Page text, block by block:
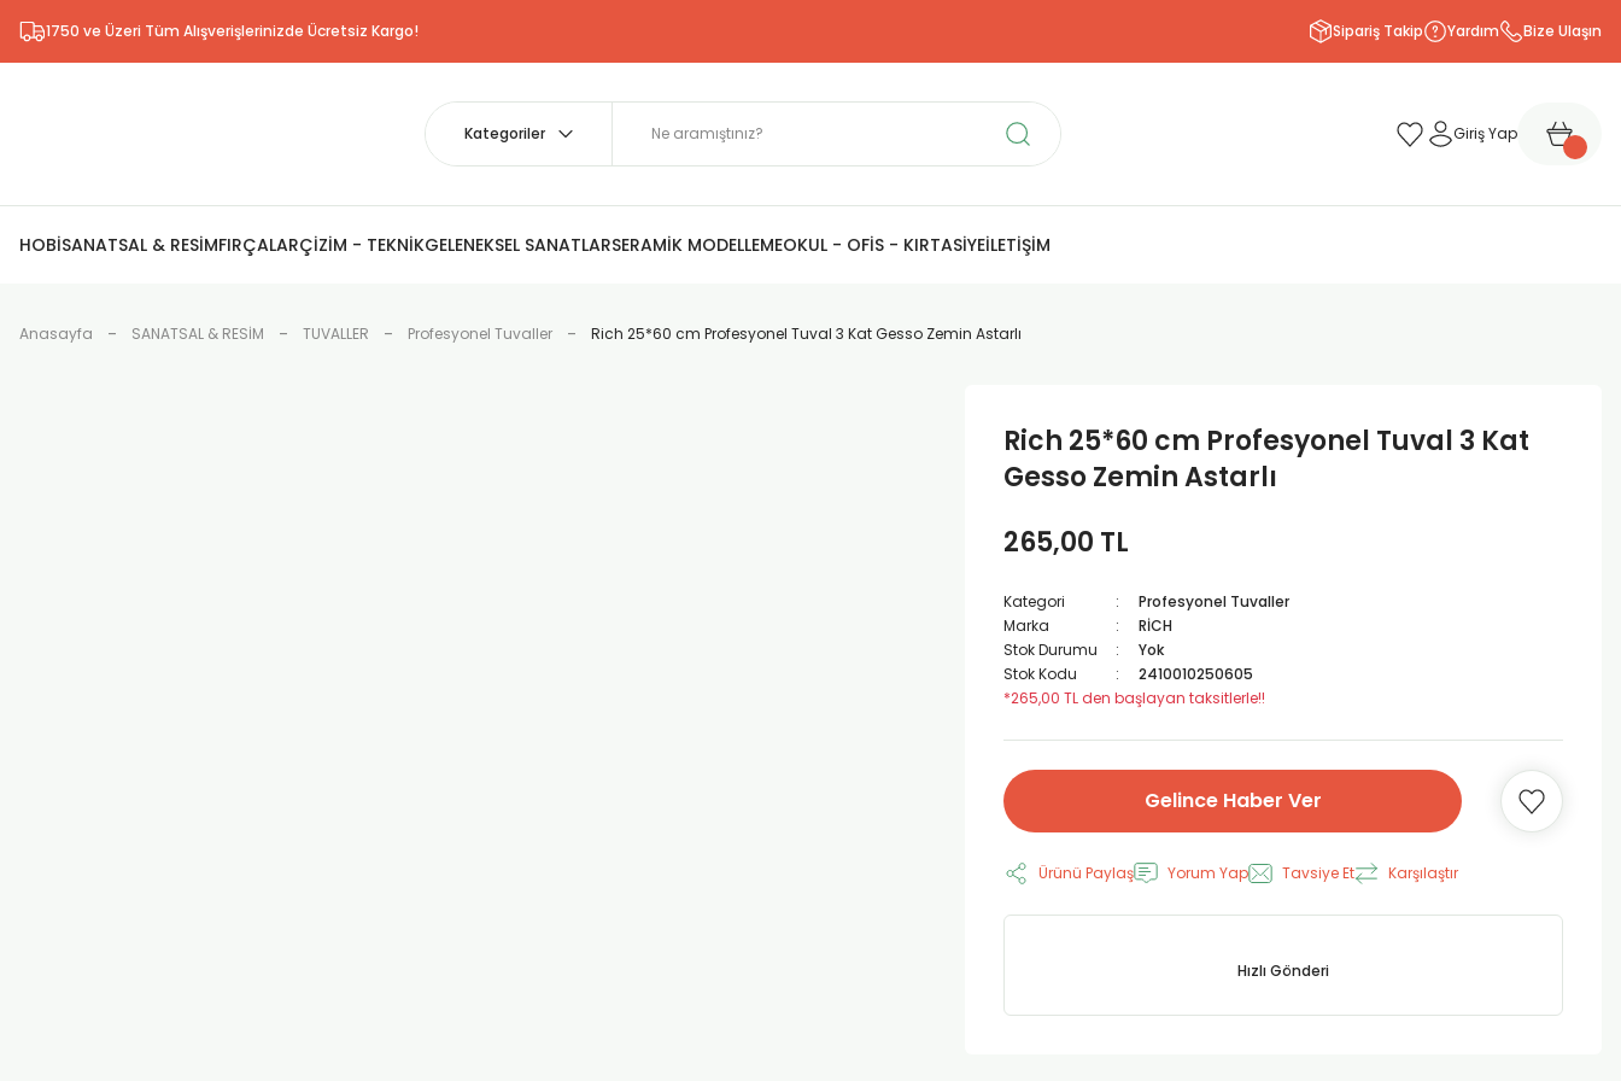
1750 ve Üzeri Tüm Alışverişlerinizde Ücretsiz Kargo! Sipariş Takip Yardım Bize Ulaşın
Giriş Yap
HOBİSANATSAL & RESİMFIRÇALARÇİZİM - TEKNİKGELENEKSEL SANATLARSERAMİK MODELLEMEOKUL - OFİS - KIRTASİYEİLETİŞİM
Anasayfa SANATSAL & RESİM TUVALLER Profesyonel Tuvaller Rich 25*60 cm Profesyonel Tuval 3 Kat Gesso Zemin Astarlı
Rich 25*60 cm Profesyonel Tuval 3 Kat
Gesso Zemin Astarlı
265,00 TL
Kategori
Profesyonel Tuvaller
Marka
RİCH
Stok Durumu
Yok
Stok Kodu
2410010250605
*265,00 TL den başlayan taksitlerle!!
Gelince Haber Ver
Ürünü Paylaş Yorum Yap Tavsiye Et Karşılaştır
Hızlı Gönderi